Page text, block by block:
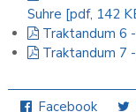
Suhre [pdf, 142
Traktandum 6
Traktandum 7
Facebook